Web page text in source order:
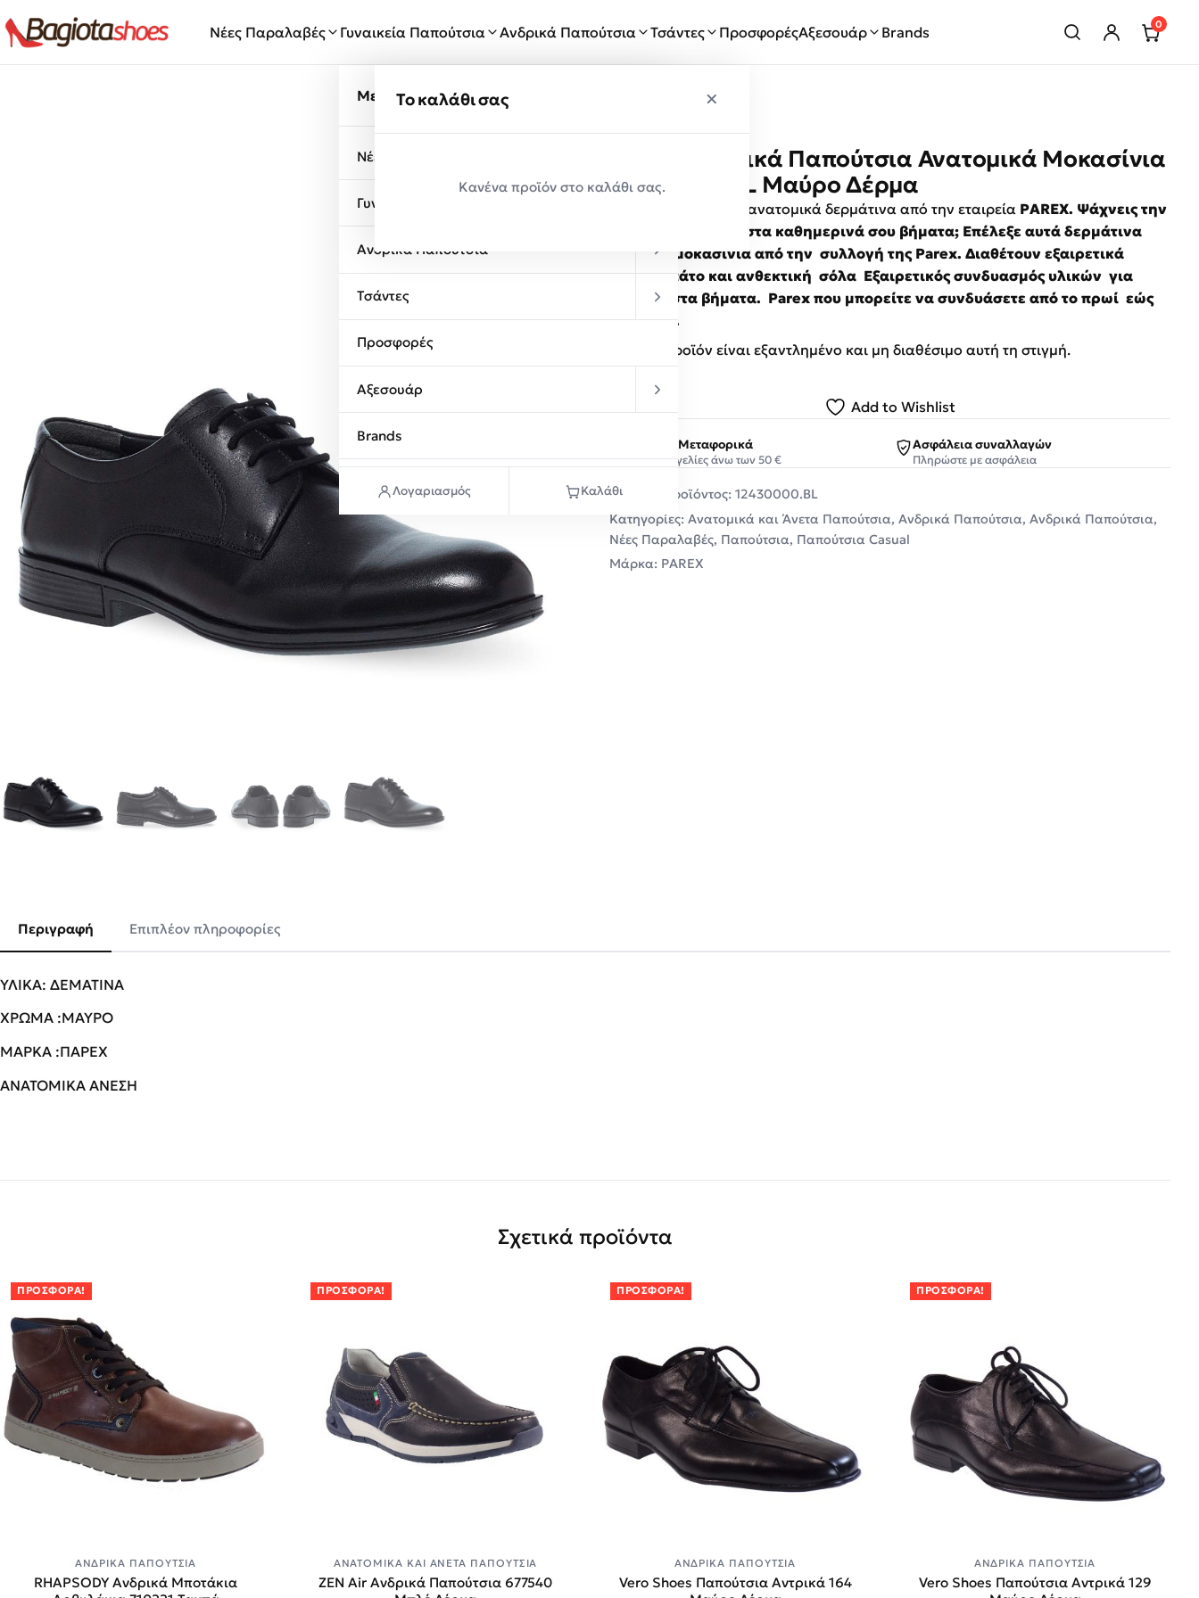
Νέες Παραλαβές
Γυναικεία Παπούτσια Ανδρικά Παπούτσια Τσάντες ΠροσφορέςΑξεσουάρ Brands 0
Μενού
Νέες Παραλαβές
Γυναικεία Παπούτσια
Ανδρικά Παπούτσια
Τσάντες
Προσφορές
Αξεσουάρ
Brands
Λογαριασμός Καλάθι
Το καλάθι σας ×
Κανένα προϊόν στο καλάθι σας.
PAREX Ανδρικά Παπούτσια Ανατομικά Μοκασίνια
12430000.BL Μαύρο Δέρμα
Ανδρικά παπούτσια ανατομικά δερμάτινα από την εταιρεία PAREX. Ψάχνεις την
άνεση και το στυλ στα καθημερινά σου βήματα; Επέλεξε αυτά δερμάτινα
ανδρικά μοκασίνια από την συλλογή της Parex. Διαθέτουν εξαιρετικά
μαλακό πάτο και ανθεκτική σόλα Εξαιρετικόςσυνδυασμόςυλικών για
ξεκούραστα βήματα. Parex που μπορείτε να συνδυάσετεαπό το πρωί εώς
το βράδι .
Αυτό το προϊόν είναι εξαντλημένο και μη διαθέσιμο αυτή τη στιγμή.
Add to Wishlist
Δωρεάν Μεταφορικά
Σε παραγγελίες άνω των 50 €
Ασφάλεια συναλλαγών
Πληρώστε με ασφάλεια
Κωδικός προϊόντος: 12430000.BL
Κατηγορίες: Ανατομικά και Άνετα Παπούτσια, Ανδρικά Παπούτσια, Ανδρικά Παπούτσια,
Νέες Παραλαβές, Παπούτσια, Παπούτσια Casual
Μάρκα: PAREX
Περιγραφή Επιπλέον πληροφορίες
ΥΛΙΚΑ: ΔΕΜΑΤΙΝΑ
ΧΡΩΜΑ :ΜΑΥΡΟ
ΜΑΡΚΑ :ΠΑΡΕΧ
ΑΝΑΤΟΜΙΚΑ ΑΝΕΣΗ
Σχετικά προϊόντα
ΠΡΟΣΦΟΡΆ!
ΑΝΔΡΙΚΆ ΠΑΠΟΎΤΣΙΑ
RHAPSODY Ανδρικά Μποτάκια
ΠΡΟΣΦΟΡΆ!
ΑΝΑΤΟΜΙΚΆ ΚΑΙ ΆΝΕΤΑ ΠΑΠΟΎΤΣΙΑ
ZEN Air Ανδρικά Παπούτσια 677540
ΠΡΟΣΦΟΡΆ!
ΑΝΔΡΙΚΆ ΠΑΠΟΎΤΣΙΑ
Vero Shoes Παπούτσια Αντρικά 164
ΠΡΟΣΦΟΡΆ!
ΑΝΔΡΙΚΆ ΠΑΠΟΎΤΣΙΑ
Vero Shoes Παπούτσια Αντρικά 129